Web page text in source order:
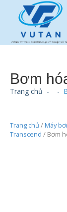
Bơm
Trang chủ - -
Trang chủ /Máy
Transcend / Bơm